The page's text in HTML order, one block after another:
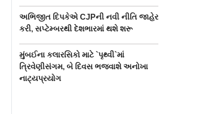
અભિજીત દિપકેએ CJPની નવી નીતિ જાહેર
કરી, સપ્ટેમ્બરથી દેશભારમાં થશે શરૂ
મુંબઈના કલારસિકો માટે `પૃથ્વી`માં
ત્રિવેણીસંગમ, બે દિવસ ભજવાશે અનોખા
નાટ્યપ્રયોગ